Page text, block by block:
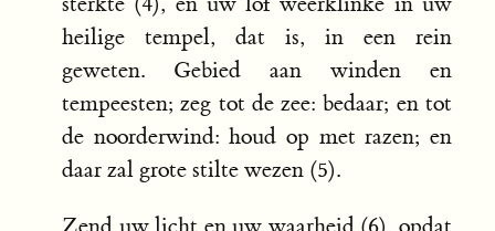
heilige tempel, dat is, in een rein
geweten. Gebied aan winden en
tempeesten; zeg tot de zee: bedaar; en tot
de noorderwind: houd op met razen; en
daar zal grote stilte wezen (5).